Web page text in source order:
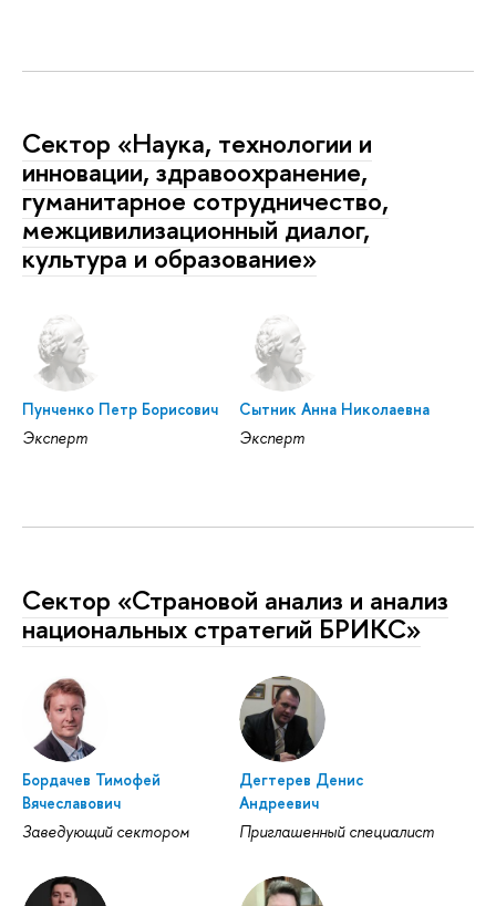
Сектор «Наука, технологии и
инновации, здравоохранение,
гуманитарное сотрудничество,
межцивилизационный диалог,
культура и образование»
Пунченко Петр Борисович
Эксперт
Сытник Анна Николаевна
Эксперт
Сектор «Страновой анализ и анализ
национальных стратегий БРИКС»
Бордачев Тимофей
Вячеславович
Заведующий сектором
Дегтерев Денис
Андреевич
Приглашенный специалист